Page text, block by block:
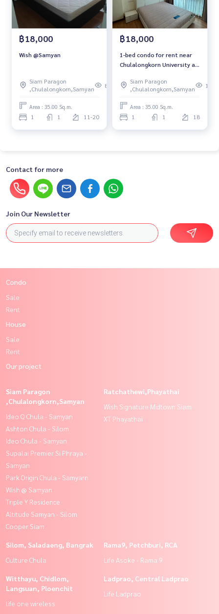
฿18,000
Wish @Samyan
Siam Paragon
,Chulalongkorn,Samyan
81
Area : 35.00 Sq.m.
1 1 11-20
฿18,000
1-bed condo for rent near
Chulalongkorn University at
Siam Paragon
,Chulalongkorn,Samyan
112
Area : 35.00 Sq.m.
1 1 18
Contact for more
Join Our Newsletter
Condo
Sale
Rent
House
Sale
Rent
Our project
Siam Paragon
,Chulalongkorn,Samyan
Ideo Q Chula - Samyan
Ashton Chula - Silom
Ideo Chula - Samyan
Supalai Premier Si Phraya -
Samyan
Park Origin Chula - Samyarn
Wish @ Samyan
Triple Y Residence
Altitude Samyan - Silom
Cooper Siam
Ratchathewi,Phayathai
Wish Signature Midtown Siam
XT Phayathai
Silom, Saladaeng, Bangrak
Culture Chula
Rama9, Petchburi, RCA
Life Asoke - Rama 9
Witthayu, Chidlom,
Langsuan, Ploenchit
life one wireless
Ladprao, Central Ladprao
Life Ladprao